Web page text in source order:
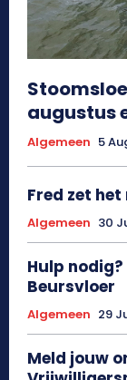
augustus
Algemeen 5
Fred zet
Algemeen 30
Hulp
Beursvloer
Algemeen 29
Meld jouw